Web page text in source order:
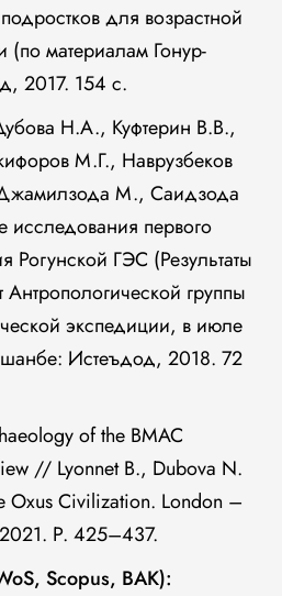
для возрастной
(по материалам Гонур-
2017. 154 с.
Н.А., Куфтерин В.В.,
М.Г., Наврузбеков
М., Саидзода
исследования первого
Рогунской ГЭС (Результаты
Антропологической группы
экспедиции, в июле
Истеъдод, 2018. 72
of the BMAC
// Lyonnet B., Dubova N.
Oxus Civilization. London –
P. 425–437.
Scopus, ВАК):